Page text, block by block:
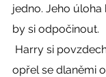
jedno. Jeho
by si odpočinout.
opřel se dlaněmi